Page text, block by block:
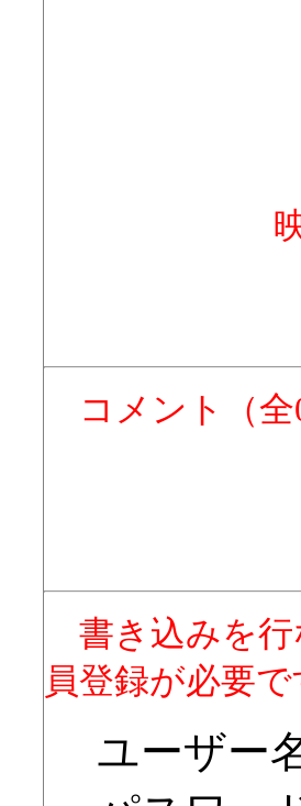
コメント（
書き込みを
員登録が必要で
ユーザー